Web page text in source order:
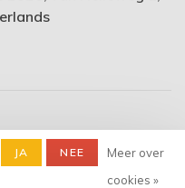
JA NEE
Meer over
cookies »